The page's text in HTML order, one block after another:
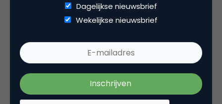
En hoe zullen zijn broertjes gaan heten? !, #, $,
16 augustus 2007 om 12:40
Dagelijkse nieuwsbrief
Wekelijkse nieuwsbrief